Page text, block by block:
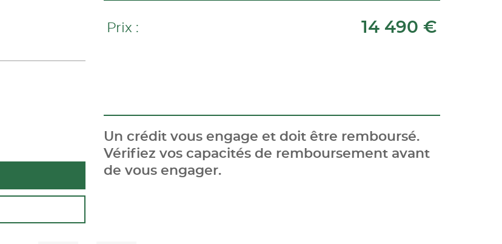
Prix : 14 490 €
Un crédit vous engage et doit être remboursé.
Vérifiez vos capacités de remboursement avant
de vous engager.